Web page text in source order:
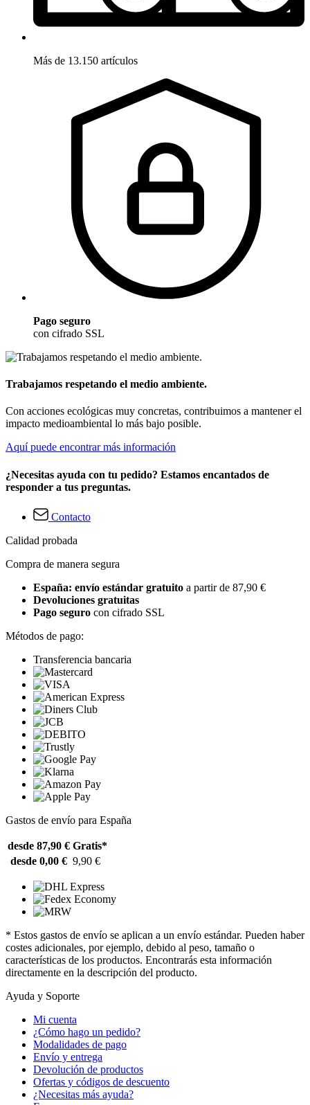
Más de 13.150 artículos
Pago seguro
con cifrado SSL
Trabajamos respetando el medio ambiente.
Con acciones ecológicas muy concretas, contribuimos a mantener el
impacto medioambiental lo más bajo posible.
Aquí puede encontrar más información
¿Necesitas ayuda con tu pedido? Estamos encantados de
responder a tus preguntas.
Contacto
Calidad probada
Compra de manera segura
España: envío estándar gratuito a partir de 87,90 €
Devoluciones gratuitas
Pago seguro con cifrado SSL
Métodos de pago:
Transferencia bancaria
Gastos de envío para España
desde 87,90 € Gratis*
desde 0,00 € 9,90 €
* Estos gastos de envío se aplican a un envío estándar. Pueden haber
costes adicionales, por ejemplo, debido al peso, tamaño o
características de los productos. Encontrarás esta información
directamente en la descripción del producto.
Ayuda y Soporte
Mi cuenta
¿Cómo hago un pedido?
Modalidades de pago
Envío y entrega
Devolución de productos
Ofertas y códigos de descuento
¿Necesitas más ayuda?